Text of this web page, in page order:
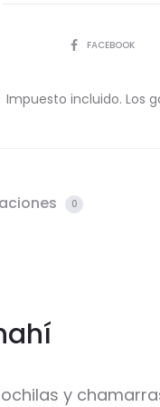
COMPARTIR
FACEBOOK
Impuesto incluido. Los
0
y